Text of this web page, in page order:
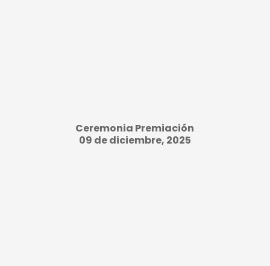
Ceremonia Premiación
09 de diciembre, 2025